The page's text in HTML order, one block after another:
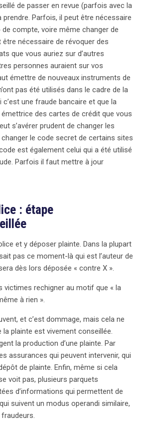
de passer en revue (parfois avec la
prendre. Parfois, il peut être nécessaire
compte, voire même changer de
être nécessaire de révoquer des
que vous auriez sur d’autres
personnes auraient sur vos
émettre de nouveaux instruments de
pas été utilisés dans le cadre de la
une fraude bancaire et que la
des cartes de crédit que vous
s’avérer prudent de changer les
le code secret de certains sites
est également celui qui a été utilisé
Parfois il faut mettre à jour
: étape
et y déposer plainte. Dans la plupart
pas ce moment-là qui est l’auteur de
dès lors déposée « contre X ».
victimes rechigner au motif que « la
à rien ».
et c’est dommage, mais cela ne
plainte est vivement conseillée.
la production d’une plainte. Par
assurances qui peuvent intervenir, qui
de plainte. Enfin, même si cela
voit pas, plusieurs parquets
d’informations qui permettent de
suivent un modus operandi similaire,